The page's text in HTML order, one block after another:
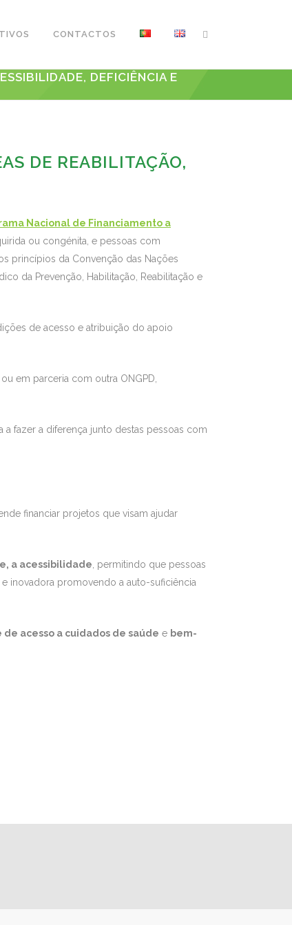
CONTACTOS
DEFICIÊNCIA E
DE REABILITAÇÃO,
Nacional de Financiamento a
ou congénita, e pessoas com
princípios da Convenção das Nações
da Prevenção, Habilitação, Reabilitação e
de acesso e atribuição do apoio
em parceria com outra ONGPD,
fazer a diferença junto destas pessoas com
financiar projetos que visam ajudar
a acessibilidade , permitindo que pessoas
inovadora promovendo a auto-suficiência
acesso a cuidados de saúde e bem-